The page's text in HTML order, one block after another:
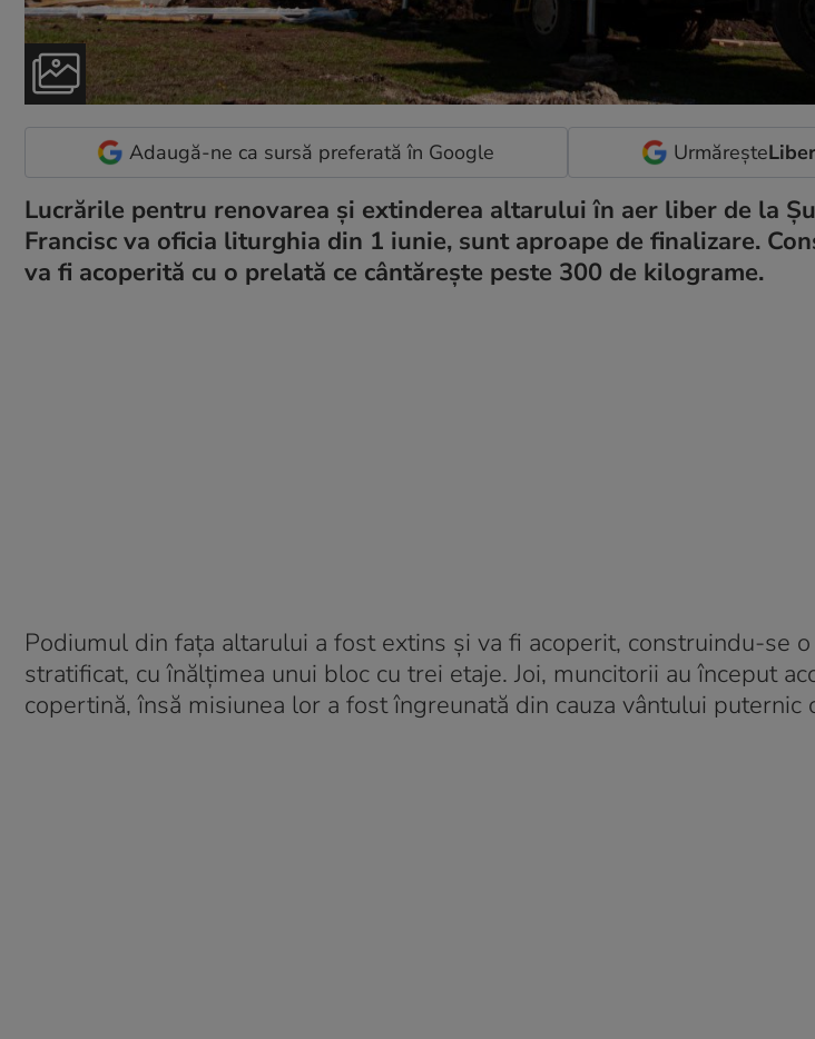
Adaugă-ne ca sursă preferată în Google Urmărește
Lucrările pentru renovarea și extinderea altarului în aer liber de la
Francisc va oficia liturghia din 1 iunie, sunt aproape de finalizare.
va fi acoperită cu o prelată ce cântărește peste 300 de kilograme.
Podiumul din faţa altarului a fost extins şi va fi acoperit, construindu-se
stratificat, cu înălţimea unui bloc cu trei etaje. Joi, muncitorii au început
copertină, însă misiunea lor a fost îngreunată din cauza vântului puternic